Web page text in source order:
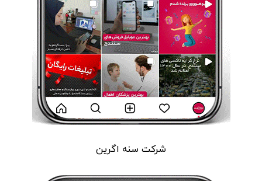
شرکت سنه اگرین